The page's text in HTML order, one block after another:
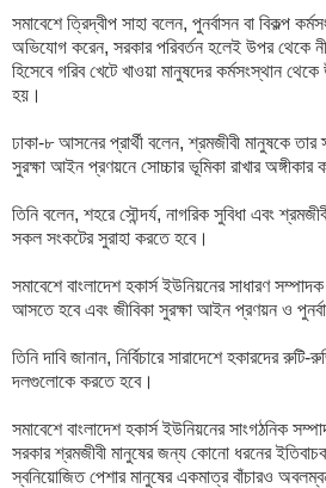
সমাবেশে ত্রিদ্বীপ সাহা বলেন, পুনর্বাসন বা বিকল্প
অভিযোগ করেন, সরকার পরিবর্তন হলেই উপর থেকে
হিসেবে গরিব খেটে খাওয়া মানুষদের কর্মসংস্থান
হয়।
ঢাকা-৮ আসনের প্রার্থী বলেন, শ্রমজীবী মানুষকে তার
সুরক্ষা আইন প্রণয়নে সোচ্চার ভূমিকা রাখার অঙ্গীকার
তিনি বলেন, শহরে সৌন্দর্য, নাগরিক সুবিধা এবং
সকল সংকটের সুরাহা করতে হবে।
সমাবেশে বাংলাদেশ হকার্স ইউনিয়নের সাধারণ
আসতে হবে এবং জীবিকা সুরক্ষা আইন প্রণয়ন ও
তিনি দাবি জানান, নির্বিচারে সারাদেশে হকারদের
দলগুলোকে করতে হবে।
সমাবেশে বাংলাদেশ হকার্স ইউনিয়নের সাংগঠনিক
সরকার শ্রমজীবী মানুষের জন্য কোনো ধরনের
স্বনিয়োজিত পেশার মানুষের একমাত্র বাঁচারও